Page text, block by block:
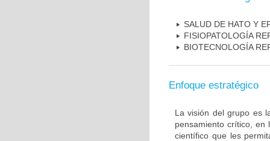
SALUD DE HATO Y
FISIOPATOLOGÍA
BIOTECNOLOGÍA
Enfoque estratégico
La visión del grupo es
pensamiento crítico, en
científico que les